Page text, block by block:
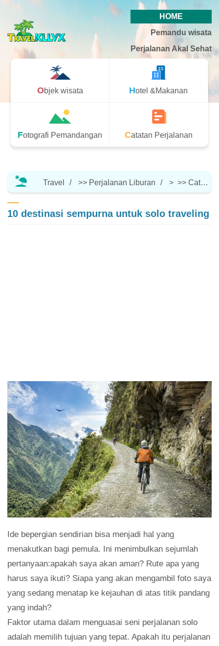
HOME
Pemandu wisata
Perjalanan Akal Sehat
Objek wisata Hotel &Makanan
Fotografi Pemandangan Catatan Perjalanan
Travel >> Perjalanan Liburan > >> Catatan Perjalanan
10 destinasi sempurna untuk solo traveling
Ide bepergian sendirian bisa menjadi hal yang
menakutkan bagi pemula. Ini menimbulkan sejumlah
pertanyaan:apakah saya akan aman? Rute apa yang
harus saya ikuti? Siapa yang akan mengambil foto saya
yang sedang menatap ke kejauhan di atas titik pandang
yang indah?
Faktor utama dalam menguasai seni perjalanan solo
adalah memilih tujuan yang tepat. Apakah itu perjalanan